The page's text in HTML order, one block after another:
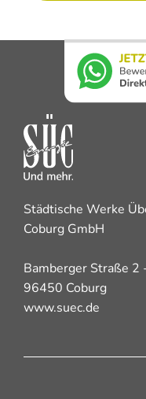
Städtische Werke
Coburg GmbH
Bamberger Straße 2
96450 Coburg
www.suec.de